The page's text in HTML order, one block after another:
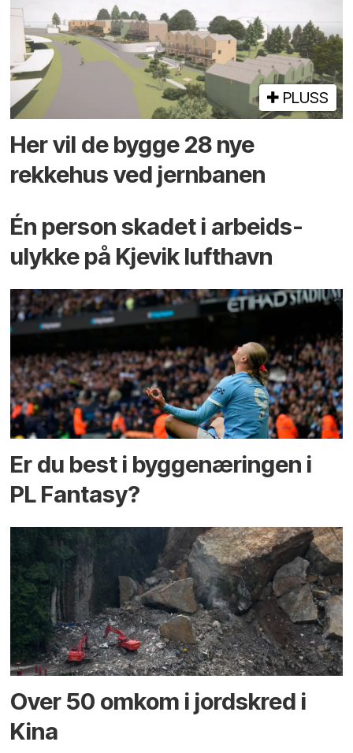
PLUSS
Her vil de bygge 28 nye
rekkehus ved jernbanen
Én person skadet i arbeids­
ulykke på Kjevik lufthavn
Er du best i bygge­næringen i
PL Fantasy?
Over 50 omkom i jord­skred i
Kina